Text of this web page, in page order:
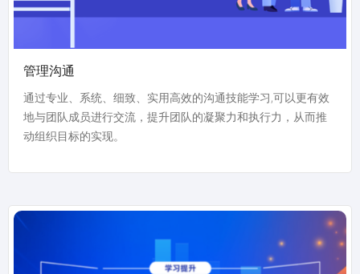
管理沟通
通过专业、系统、细致、实用高效的沟通技能学习,可以更有效
地与团队成员进行交流，提升团队的凝聚力和执行力，从而推
动组织目标的实现。